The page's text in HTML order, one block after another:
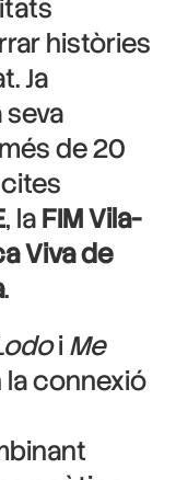
històries
Ja
seva
de 20
, laFIM Vila-
Viva de
.
iMe
la connexió